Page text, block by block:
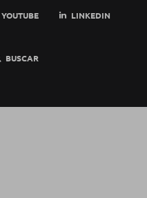
YOUTUBE LINKEDIN
BUSCAR